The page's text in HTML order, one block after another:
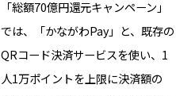
「総額70億円還元キャンペーン」
では、「かながわPay」と、既存の
QRコード決済サービスを使い、1
人1万ポイントを上限に決済額の